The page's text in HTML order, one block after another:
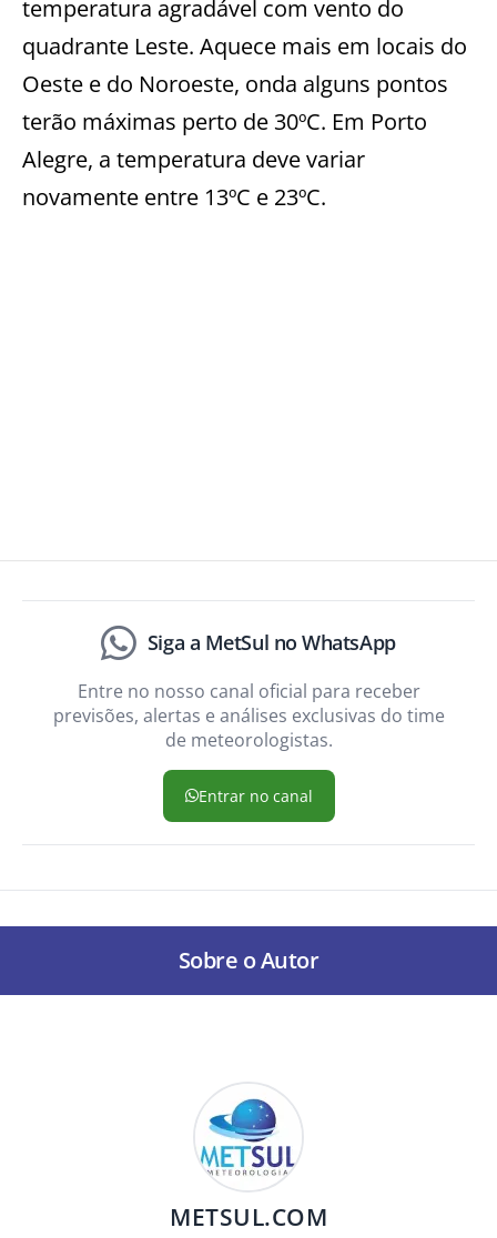
temperatura agradável com vento do
quadrante Leste. Aquece mais em locais do
Oeste e do Noroeste, onda alguns pontos
terão máximas perto de 30ºC. Em Porto
Alegre, a temperatura deve variar
novamente entre 13ºC e 23ºC.
Siga a MetSul no WhatsApp
Entre no nosso canal oficial para receber
previsões, alertas e análises exclusivas do time
de meteorologistas.
Entrar no canal
Sobre o Autor
METSUL.COM